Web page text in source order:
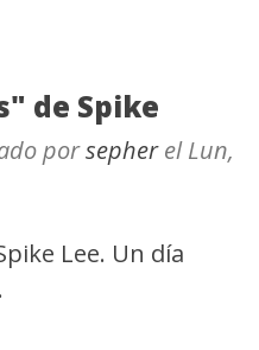
de Spike
porsepherel Lun,
Lee. Un día